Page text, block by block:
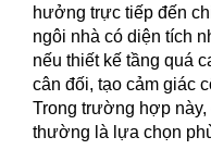
hưởng trực tiếp đến
ngôi nhà có diện tích
nếu thiết kế tầng quá
cân đối, tạo cảm giác
Trong trường hợp
thường là lựa chọn